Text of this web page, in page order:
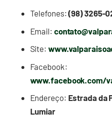
Telefones:(98) 3265-
Email:
Site:
Facebook:
www.facebook.com/
Endereço: Estrada da
Lumiar